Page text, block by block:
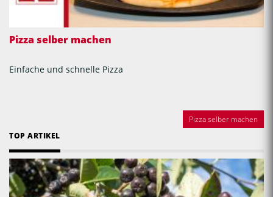
Pizza selber machen
Einfache und schnelle Pizza
Pizza selber machen
TOP ARTIKEL